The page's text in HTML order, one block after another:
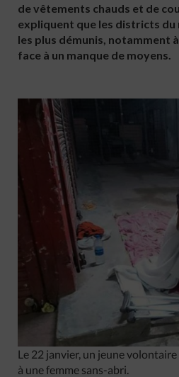
de vêtements chauds et de
expliquent que les districts
les plus démunis, notamment
face à un manque de moyens.
Le 22 janvier, un jeune
à une femme sans-abri.